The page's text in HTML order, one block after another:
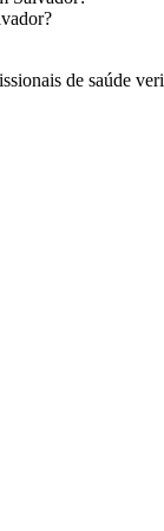
?
de saúde